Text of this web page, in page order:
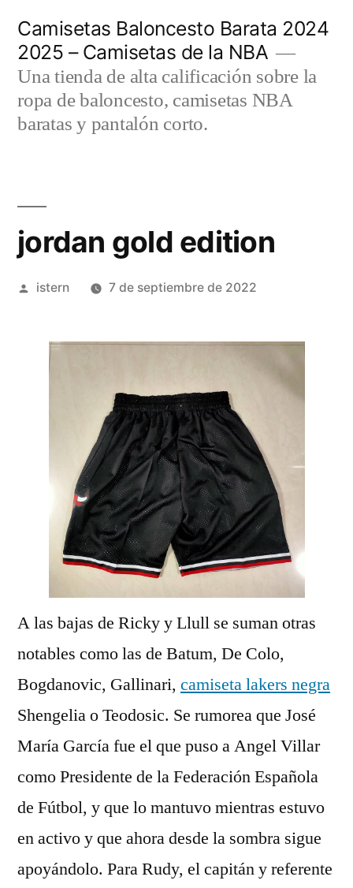
contenido
Camisetas Baloncesto Barata 2024
2025 – Camisetas de la NBA
Una tienda de alta calificación sobre la
ropa de baloncesto, camisetas NBA
baratas y pantalón corto.
jordan gold edition
Publicado
istern 7 de septiembre de 2022
A las bajas de Ricky y Llull se suman otras
notables como las de Batum, De Colo,
Bogdanovic, Gallinari, camiseta lakers negra
Shengelia o Teodosic. Se rumorea que José
María García fue el que puso a Angel Villar
como Presidente de la Federación Española
de Fútbol, y que lo mantuvo mientras estuvo
en activo y que ahora desde la sombra sigue
apoyándolo. Para Rudy, el capitán y referente